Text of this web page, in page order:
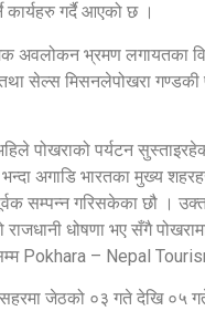
कार्यहरु गर्दै आएको छ ।
अवलोकन भ्रमण लगायतका
सेल्स मिसनलेपोखरा गण्डकी
पोखराको पर्यटन
अगाडि भारतका मुख्य
गरिसकेका छौ । उक्त
धोषणा भए सँगै
– Nepal
सहरमा जेठको ०३ गते देखि